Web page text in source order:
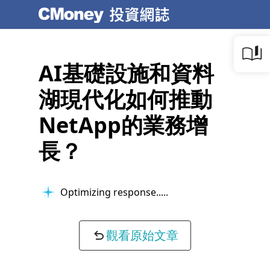
AI基礎設施和資料
湖現代化如何推動
NetApp的業務增
長？
Optimizing response...
觀看原始文章